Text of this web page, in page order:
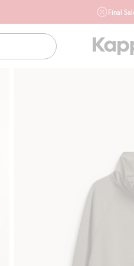
Final
ofertę, również z działu outlet
Newbie oraz na kappahl.com.
Klubowiczu